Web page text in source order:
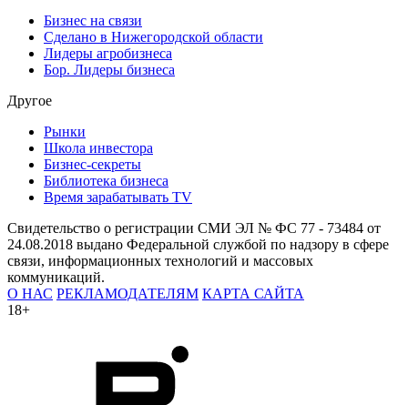
Бизнес на связи
Сделано в Нижегородской области
Лидеры агробизнеса
Бор. Лидеры бизнеса
Другое
Рынки
Школа инвестора
Бизнес-секреты
Библиотека бизнеса
Время зарабатывать TV
Свидетельство о регистрации СМИ ЭЛ № ФС 77 - 73484 от
24.08.2018 выдано Федеральной службой по надзору в сфере
связи, информационных технологий и массовых
коммуникаций.
О НАС РЕКЛАМОДАТЕЛЯМ КАРТА САЙТА
18+